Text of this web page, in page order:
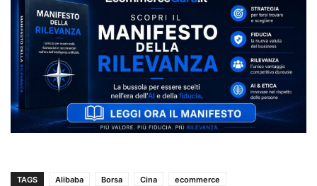
TAGS Alibaba Borsa Cina ecommerce